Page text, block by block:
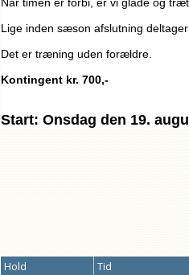
Lige inden sæson afslutning
Det er træning uden forældre.
Kontingent kr. 700,-
Start: Onsdag den 19.
Hold Tid